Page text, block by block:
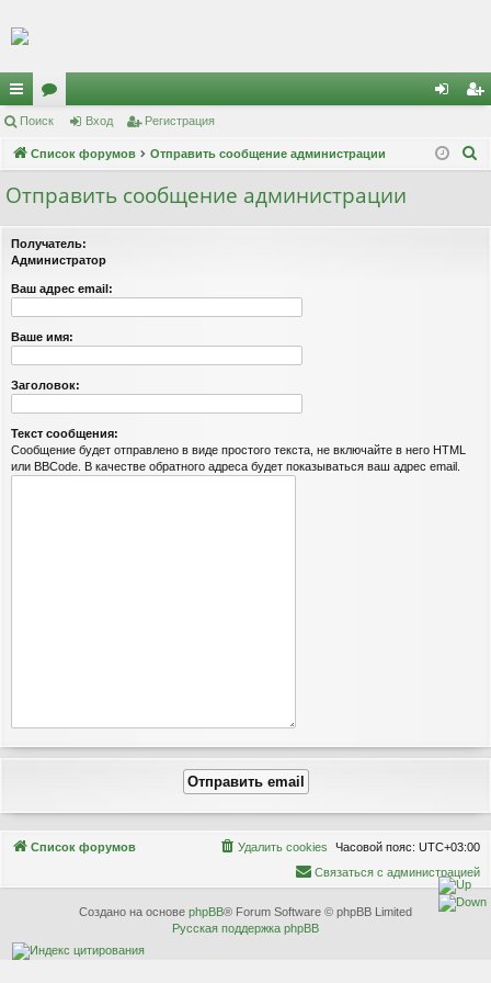
Регистрация
с
ы
лк
ор
ум д ис
Поиск Вход Регистрация
Список форумов Отправить сообщение администрации
с
Отправить сообщение администрации
Получатель:
Администратор
Ваш адрес email:
Ваше имя:
Заголовок:
Текст сообщения:
Сообщение будет отправлено в виде простого текста, не включайте в него HTML
или BBCode. В качестве обратного адреса будет показываться ваш адрес email.
Список форумов Часовой пояс: UTC+03:00
Удалить cookies
Связаться с
Связаться с администрацией
Создано на основе phpBB® Forum Software © phpBB Limited
Русская поддержка phpBB